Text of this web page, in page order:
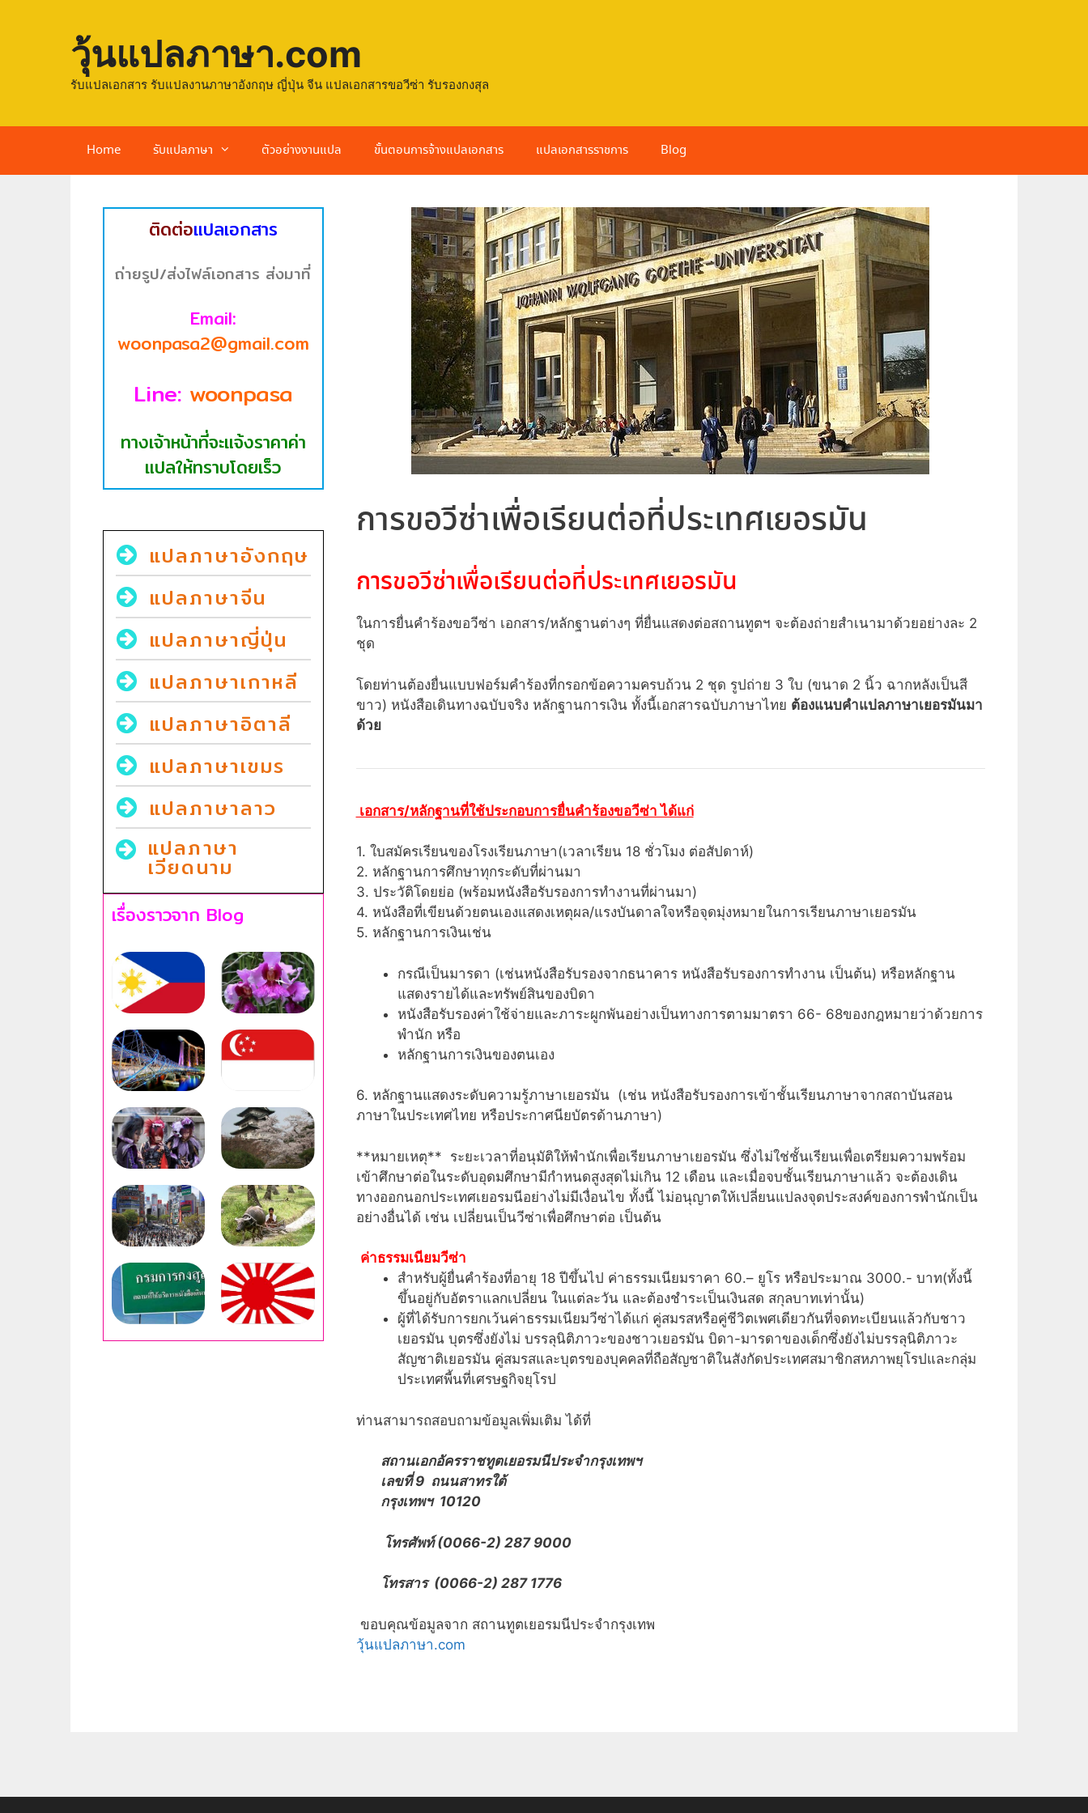
วุ้นแปลภาษา.com
รับแปลเอกสาร รับแปลงานภาษาอังกฤษ ญี่ปุ่น จีน แปลเอกสารขอวีซ่า รับรองกงสุล
Home รับแปลภาษา ตัวอย่างงานแปล ขั้นตอนการจ้างแปลเอกสาร แปลเอกสารราชการ Blog
การขอวีซ่าเพื่อเรียนต่อที่ประเทศเยอรมัน
การขอวีซ่าเพื่อเรียนต่อที่ประเทศเยอรมัน
ในการยื่นคำร้องขอวีซ่า เอกสาร/หลักฐานต่างๆ ที่ยื่นแสดงต่อสถานทูตฯ จะต้องถ่ายสำเนามาด้วยอย่างละ 2
ชุด
โดยท่านต้องยื่นแบบฟอร์มคำร้องที่กรอกข้อความครบถ้วน 2 ชุด รูปถ่าย 3 ใบ (ขนาด 2 นิ้ว ฉากหลังเป็นสี
ขาว) หนังสือเดินทางฉบับจริง หลักฐานการเงิน ทั้งนี้เอกสารฉบับภาษาไทย ต้องแนบคำแปลภาษาเยอรมันมา
ด้วย
เอกสาร/หลักฐานที่ใช้ประกอบการยื่นคำร้องขอวีซ่า ได้แก่
1. ใบสมัครเรียนของโรงเรียนภาษา(เวลาเรียน 18 ชั่วโมง ต่อสัปดาห์)
2. หลักฐานการศึกษาทุกระดับที่ผ่านมา
3. ประวัติโดยย่อ (พร้อมหนังสือรับรองการทำงานที่ผ่านมา)
4. หนังสือที่เขียนด้วยตนเองแสดงเหตุผล/แรงบันดาลใจหรือจุดมุ่งหมายในการเรียนภาษาเยอรมัน
5. หลักฐานการเงินเช่น
กรณีเป็นมารดา (เช่นหนังสือรับรองจากธนาคาร หนังสือรับรองการทำงาน เป็นต้น) หรือหลักฐาน
แสดงรายได้และทรัพย์สินของบิดา
หนังสือรับรองค่าใช้จ่ายและภาระผูกพันอย่างเป็นทางการตามมาตรา 66- 68ของกฎหมายว่าด้วยการ
พำนัก หรือ
หลักฐานการเงินของตนเอง
6. หลักฐานแสดงระดับความรู้ภาษาเยอรมัน (เช่น หนังสือรับรองการเข้าชั้นเรียนภาษาจากสถาบันสอน
ภาษาในประเทศไทย หรือประกาศนียบัตรด้านภาษา)
**หมายเหตุ** ระยะเวลาที่อนุมัติให้พำนักเพื่อเรียนภาษาเยอรมัน ซึ่งไม่ใช่ชั้นเรียนเพื่อเตรียมความพร้อม
เข้าศึกษาต่อในระดับอุดมศึกษามีกำหนดสูงสุดไม่เกิน 12 เดือน และเมื่อจบชั้นเรียนภาษาแล้ว จะต้องเดิน
ทางออกนอกประเทศเยอรมนีอย่างไม่มีเงื่อนไข ทั้งนี้ ไม่อนุญาตให้เปลี่ยนแปลงจุดประสงค์ของการพำนักเป็น
อย่างอื่นได้ เช่น เปลี่ยนเป็นวีซ่าเพื่อศึกษาต่อ เป็นต้น
ค่าธรรมเนียมวีซ่า
สำหรับผู้ยื่นคำร้องที่อายุ 18 ปีขึ้นไป ค่าธรรมเนียมราคา 60.– ยูโร หรือประมาณ 3000.- บาท(ทั้งนี้
ขึ้นอยู่กับอัตราแลกเปลี่ยน ในแต่ละวัน และต้องชำระเป็นเงินสด สกุลบาทเท่านั้น)
ผู้ที่ได้รับการยกเว้นค่าธรรมเนียมวีซ่าได้แก่ คู่สมรสหรือคู่ชีวิตเพศเดียวกันที่จดทะเบียนแล้วกับชาว
เยอรมัน บุตรซึ่งยังไม่ บรรลุนิติภาวะของชาวเยอรมัน บิดา-มารดาของเด็กซึ่งยังไม่บรรลุนิติภาวะ
สัญชาติเยอรมัน คู่สมรสและบุตรของบุคคลที่ถือสัญชาติในสังกัดประเทศสมาชิกสหภาพยุโรปและกลุ่ม
ประเทศพี้นที่เศรษฐกิจยุโรป
ท่านสามารถสอบถามข้อมูลเพิ่มเติม ได้ที่
สถานเอกอัครราชทูตเยอรมนีประจำกรุงเทพฯ
เลขที่ 9 ถนนสาทรใต้
กรุงเทพฯ 10120
โทรศัพท์ (0066-2) 287 9000
โทรสาร (0066-2) 287 1776
ขอบคุณข้อมูลจาก สถานทูตเยอรมนีประจำกรุงเทพ
วุ้นแปลภาษา.com
ติดต่อแปลเอกสาร
ถ่ายรูป/ส่งไฟล์เอกสาร ส่งมาที่
Email:
woonpasa2@gmail.com
Line: woonpasa
ทางเจ้าหน้าที่จะแจ้งราคาค่า
แปลให้ทราบโดยเร็ว
แปลภาษาอังกฤษ
แปลภาษาจีน
แปลภาษาญี่ปุ่น
แปลภาษาเกาหลี
แปลภาษาอิตาลี
แปลภาษาเขมร
แปลภาษาลาว
แปลภาษา
เวียดนาม
เรื่องราวจาก Blog